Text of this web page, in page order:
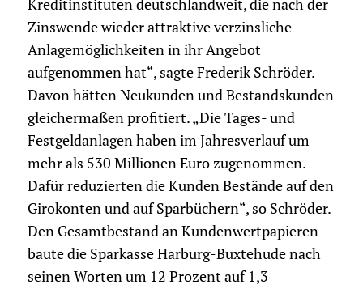
Kreditinstituten deutschlandweit, die nach der
Zinswende wieder attraktive verzinsliche
Anlagemöglichkeiten in ihr Angebot
aufgenommen hat“, sagte Frederik Schröder.
Davon hätten Neukunden und Bestandskunden
gleichermaßen profitiert. „Die Tages- und
Festgeldanlagen haben im Jahresverlauf um
mehr als 530 Millionen Euro zugenommen.
Dafür reduzierten die Kunden Bestände auf den
Girokonten und auf Sparbüchern“, so Schröder.
Den Gesamtbestand an Kundenwertpapieren
baute die Sparkasse Harburg-Buxtehude nach
seinen Worten um 12 Prozent auf 1,3